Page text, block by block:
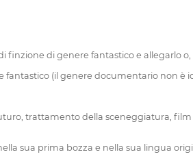
finzione di genere fantastico e allegarlo
(il genere documentario non è
trattamento della sceneggiatura,
sua prima bozza e nella sua lingua